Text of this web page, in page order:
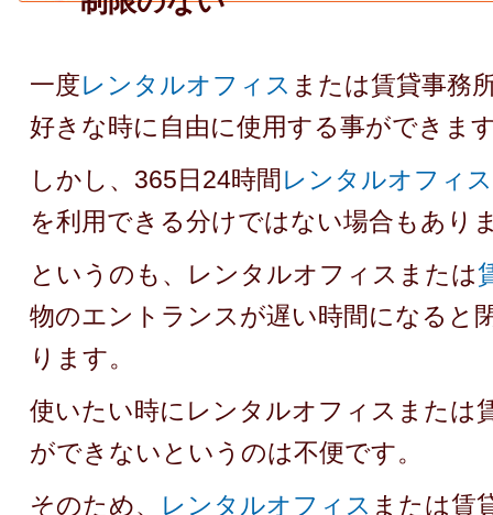
一度レンタルオフィス または賃貸事務
好きな時に自由に使用する事ができま
しかし、365日24時間 レンタルオフィス
を利用できる分けではない場合もあり
というのも、レンタルオフィスまたは
物のエントランスが遅い時間になると
ります。
使いたい時にレンタルオフィスまたは
ができないというのは不便です。
そのため、
レンタルオフィス または賃